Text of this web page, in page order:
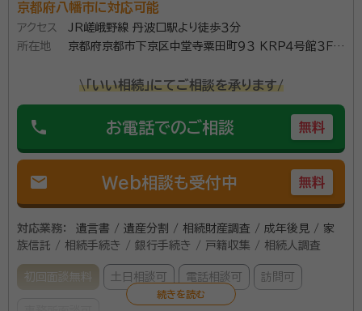
京都府八幡市に対応可能
アクセス
JR嵯峨野線 丹波口駅より徒歩３分
所在地
京都府京都市下京区中堂寺粟田町９３ ＫＲＰ４号館３Ｆ
\「いい相続」にてご相談を承ります/
phone お電話でのご相談 無料
mail Web相談も受付中 無料
対応業務：
遺言書 / 遺産分割 / 相続財産調査 / 成年後見 / 家
族信託 / 相続手続き / 銀行手続き / 戸籍収集 / 相続人調査
初回面談無料 土日相談可 電話相談可 訪問可